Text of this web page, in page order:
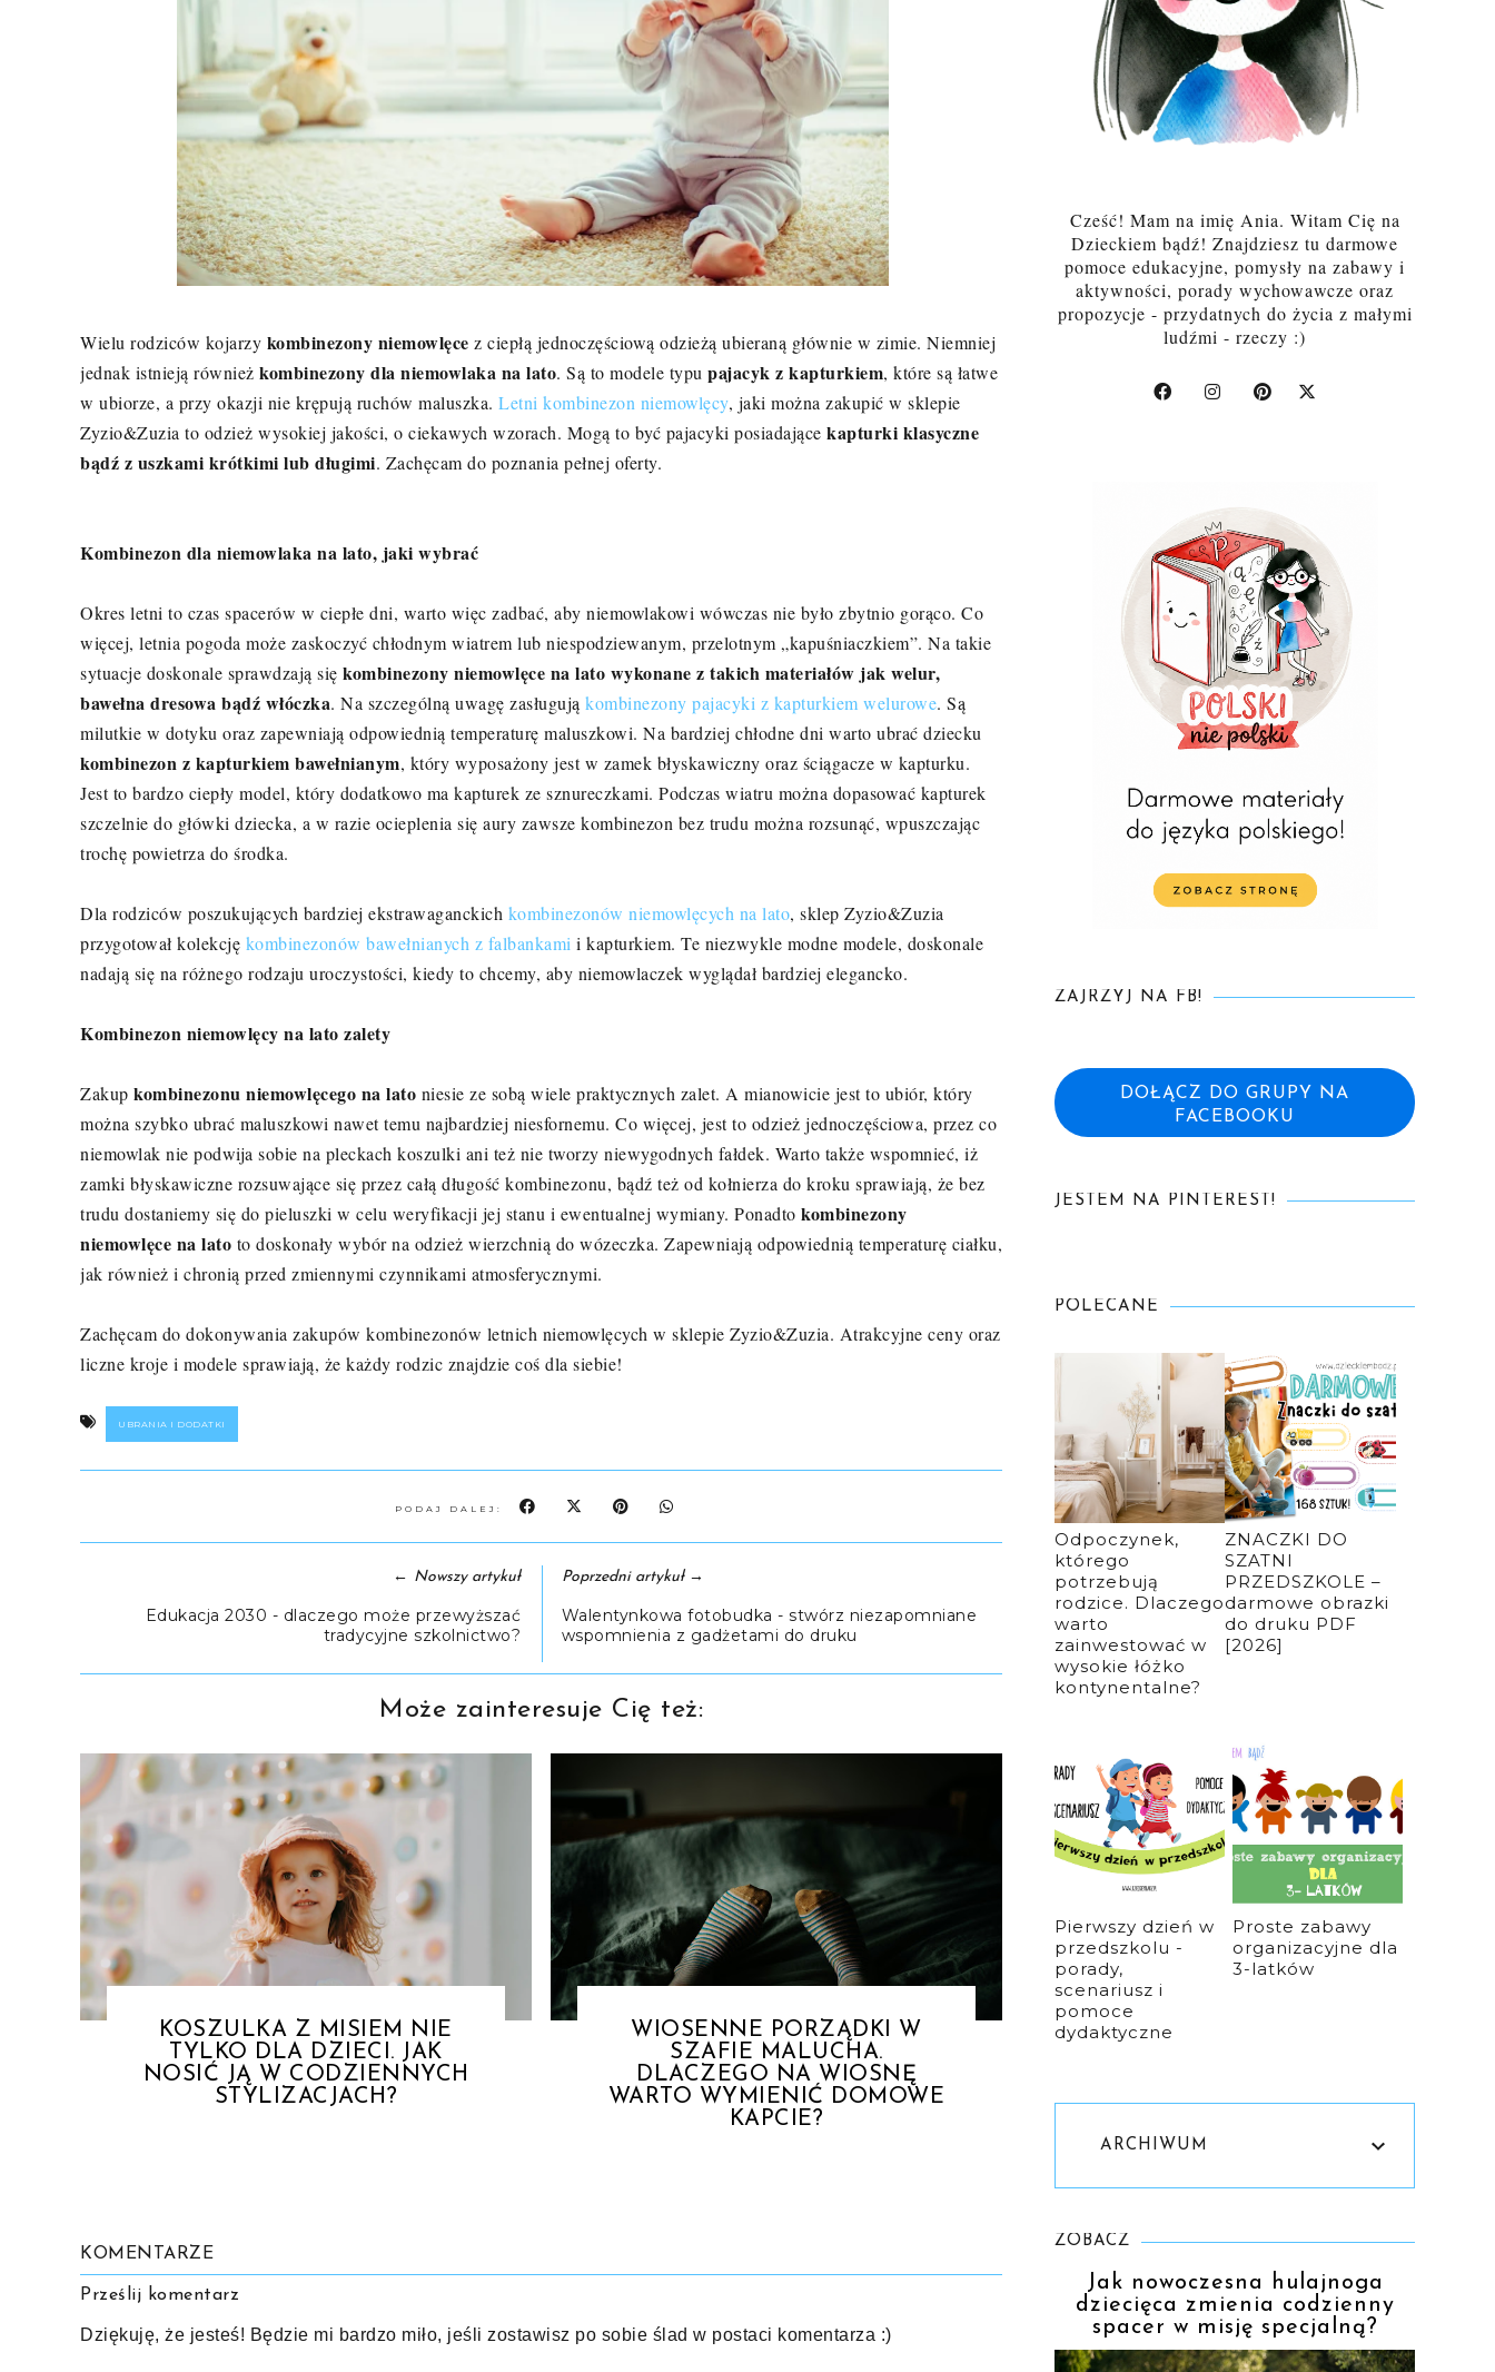
Wielu rodziców kojarzy kombinezony niemowlęce z ciepłą jednoczęściową odzieżą ubieraną głównie w zimie. Niemniej
jednak istnieją również kombinezony dla niemowlaka na lato. Są to modele typu pajacyk z kapturkiem, które są łatwe
w ubiorze, a przy okazji nie krępują ruchów maluszka. Letni kombinezon niemowlęcy, jaki można zakupić w sklepie
Zyzio&Zuzia to odzież wysokiej jakości, o ciekawych wzorach. Mogą to być pajacyki posiadające kapturki klasyczne
bądź z uszkami krótkimi lub długimi. Zachęcam do poznania pełnej oferty.
Kombinezon dla niemowlaka na lato, jaki wybrać
Okres letni to czas spacerów w ciepłe dni, warto więc zadbać, aby niemowlakowi wówczas nie było zbytnio gorąco. Co
więcej, letnia pogoda może zaskoczyć chłodnym wiatrem lub niespodziewanym, przelotnym „kapuśniaczkiem”. Na takie
sytuacje doskonale sprawdzają się kombinezony niemowlęce na lato wykonane z takich materiałów jak welur,
bawełna dresowa bądź włóczka. Na szczególną uwagę zasługują kombinezony pajacyki z kapturkiem welurowe. Są
milutkie w dotyku oraz zapewniają odpowiednią temperaturę maluszkowi. Na bardziej chłodne dni warto ubrać dziecku
kombinezon z kapturkiem bawełnianym, który wyposażony jest w zamek błyskawiczny oraz ściągacze w kapturku.
Jest to bardzo ciepły model, który dodatkowo ma kapturek ze sznureczkami. Podczas wiatru można dopasować kapturek
szczelnie do główki dziecka, a w razie ocieplenia się aury zawsze kombinezon bez trudu można rozsunąć, wpuszczając
trochę powietrza do środka.
Dla rodziców poszukujących bardziej ekstrawaganckich kombinezonów niemowlęcych na lato, sklep Zyzio&Zuzia
przygotował kolekcję kombinezonów bawełnianych z falbankami i kapturkiem. Te niezwykle modne modele, doskonale
nadają się na różnego rodzaju uroczystości, kiedy to chcemy, aby niemowlaczek wyglądał bardziej elegancko.
Kombinezon niemowlęcy na lato zalety
Zakup kombinezonu niemowlęcego na lato niesie ze sobą wiele praktycznych zalet. A mianowicie jest to ubiór, który
można szybko ubrać maluszkowi nawet temu najbardziej niesfornemu. Co więcej, jest to odzież jednoczęściowa, przez co
niemowlak nie podwija sobie na pleckach koszulki ani też nie tworzy niewygodnych fałdek. Warto także wspomnieć, iż
zamki błyskawiczne rozsuwające się przez całą długość kombinezonu, bądź też od kołnierza do kroku sprawiają, że bez
trudu dostaniemy się do pieluszki w celu weryfikacji jej stanu i ewentualnej wymiany. Ponadto kombinezony
niemowlęce na lato to doskonały wybór na odzież wierzchnią do wózeczka. Zapewniają odpowiednią temperaturę ciałku,
jak również i chronią przed zmiennymi czynnikami atmosferycznymi.
Zachęcam do dokonywania zakupów kombinezonów letnich niemowlęcych w sklepie Zyzio&Zuzia. Atrakcyjne ceny oraz
liczne kroje i modele sprawiają, że każdy rodzic znajdzie coś dla siebie!
UBRANIA I DODATKI
PODAJ DALEJ:
← Nowszy artykuł
Edukacja 2030 - dlaczego może przewyższać
tradycyjne szkolnictwo?
Poprzedni artykuł→
Walentynkowa fotobudka - stwórz niezapomniane
wspomnienia z gadżetami do druku
Może zainteresuje Cię też:
KOSZULKA Z MISIEM NIE
TYLKO DLA DZIECI. JAK
NOSIĆ JĄ W CODZIENNYCH
STYLIZACJACH?
WIOSENNE PORZĄDKI W
SZAFIE MALUCHA.
DLACZEGO NA WIOSNĘ
WARTO WYMIENIĆ DOMOWE
KAPCIE?
KOMENTARZE
Prześlij komentarz
Dziękuję, że jesteś! Będzie mi bardzo miło, jeśli zostawisz po sobie ślad w postaci komentarza :)
Cześć! Mam na imię Ania. Witam Cię na
Dzieckiem bądź! Znajdziesz tu darmowe
pomoce edukacyjne, pomysły na zabawy i
aktywności, porady wychowawcze oraz
propozycje - przydatnych do życia z małymi
ludźmi - rzeczy :)
ZAJRZYJ NA FB!
DOŁĄCZ DO GRUPY NA
FACEBOOKU
JESTEM NA PINTEREST!
POLECANE
Odpoczynek,
którego
potrzebują
rodzice. Dlaczego
warto
zainwestować w
wysokie łóżko
kontynentalne?
ZNACZKI DO
SZATNI
PRZEDSZKOLE –
darmowe obrazki
do druku PDF
[2026]
Pierwszy dzień w
przedszkolu -
porady,
scenariusz i
pomoce
dydaktyczne
Proste zabawy
organizacyjne dla
3-latków
ARCHIWUM
ZOBACZ
Jak nowoczesna hulajnoga
dziecięca zmienia codzienny
spacer w misję specjalną?